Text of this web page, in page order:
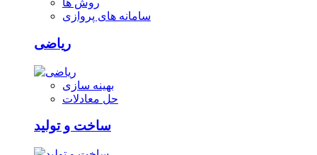
روش ها
سامانه های پروازی
ریاضی
بهینه سازی
حل معادلات
ساخت و تولید